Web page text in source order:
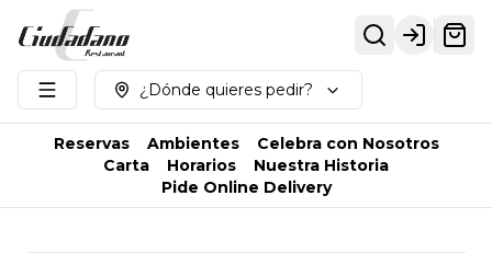
Login
¿Dónde quieres pedir?
Reservas Ambientes
Celebra con Nosotros
Carta
Horarios
Nuestra Historia
Pide Online Delivery